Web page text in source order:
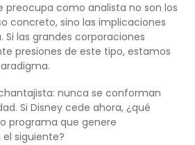
preocupa como analista no son los
concreto, sino las implicaciones
Si las grandes corporaciones
presiones de este tipo, estamos
nunca se conforman
Si Disney cede ahora, ¿qué
programa que genere
siguiente?